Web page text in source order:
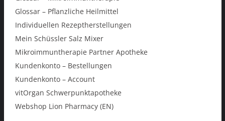
Glossar – Pflanzliche Heilmittel
Individuellen Rezeptherstellungen
Mein Schüssler Salz Mixer
Mikroimmuntherapie Partner Apotheke
Kundenkonto – Bestellungen
Kundenkonto – Account
vitOrgan Schwerpunktapotheke
Webshop Lion Pharmacy (EN)